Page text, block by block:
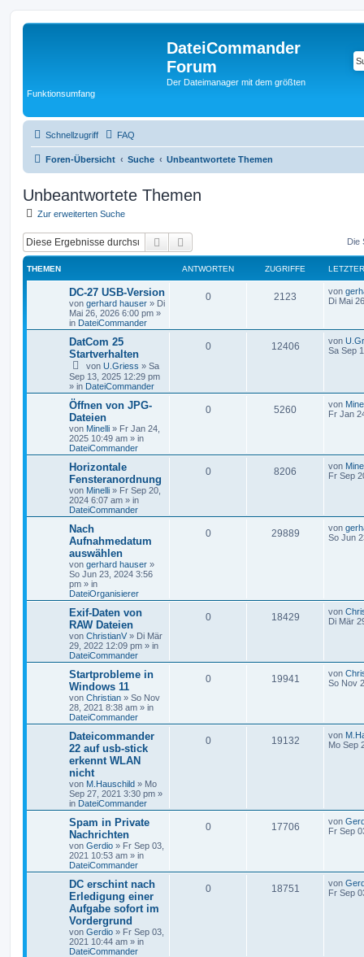
DateiCommander
Forum
Der Dateimanager mit dem größten
Funktionsumfang
Schnellzugriff FAQ
Foren-Übersicht Suche Unbeantwortete Themen
Unbeantwortete Themen
Zur erweiterten Suche
Suche Die
THEMEN ANTWORTEN ZUGRIFFE
DC-27 USB-Version
von gerhard hauser » Di
Mai 26, 2026 6:00 pm »
in DateiCommander
0 2123 von
Di Mai
DatCom 25
Startverhalten
von U.Griess » Sa
Sep 13, 2025 12:29 pm
» in DateiCommander
0 12406 von
Sa Sep
Öffnen von JPG-
Dateien
von Minelli » Fr Jan 24,
2025 10:49 am » in
DateiCommander
0 5260 von
Fr Jan
Horizontale
Fensteranordnung
von Minelli » Fr Sep 20,
2024 6:07 am » in
DateiCommander
0 8206 von
Fr Sep
Nach
Aufnahmedatum
auswählen
von gerhard hauser »
So Jun 23, 2024 3:56
pm » in
DateiOrganisierer
0 29889 von
So Jun
Exif-Daten von
RAW Dateien
von ChristianV » Di Mär
29, 2022 12:09 pm » in
DateiCommander
0 18429 von
Di Mär
Startprobleme in
Windows 11
von Christian » So Nov
28, 2021 8:38 am » in
DateiCommander
0 19941 von
So Nov
Dateicommander
22 auf usb-stick
erkennt WLAN
nicht
von M.Hauschild » Mo
Sep 27, 2021 3:30 pm »
in DateiCommander
0 19132 von
Mo Sep
Spam in Private
Nachrichten
von Gerdio » Fr Sep 03,
2021 10:53 am » in
DateiCommander
0 17706 von
Fr Sep
DC erschint nach
Erledigung einer
Aufgabe sofort im
Vordergrund
von Gerdio » Fr Sep 03,
2021 10:44 am » in
DateiCommander
0 18751 von
Fr Sep